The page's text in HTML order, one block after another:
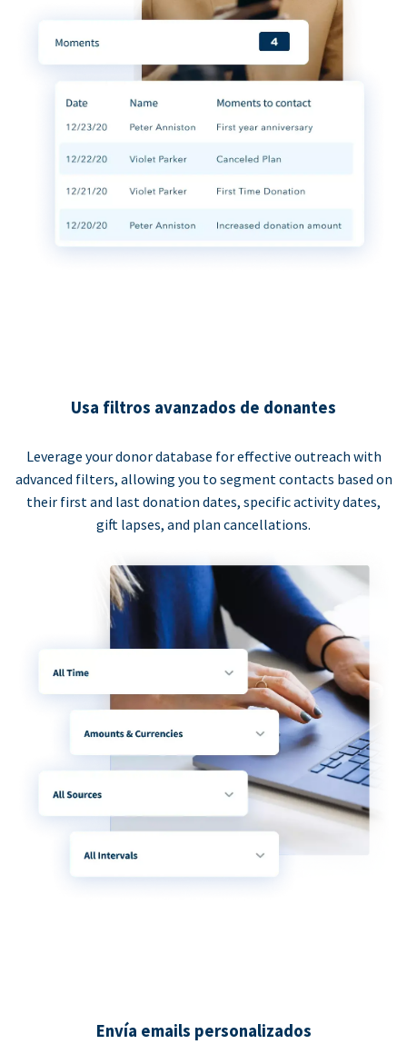
Usa filtros avanzados de donantes
Leverage your donor database for effective outreach with
advanced filters, allowing you to segment contacts based on
their first and last donation dates, specific activity dates,
gift lapses, and plan cancellations.
Envía emails personalizados